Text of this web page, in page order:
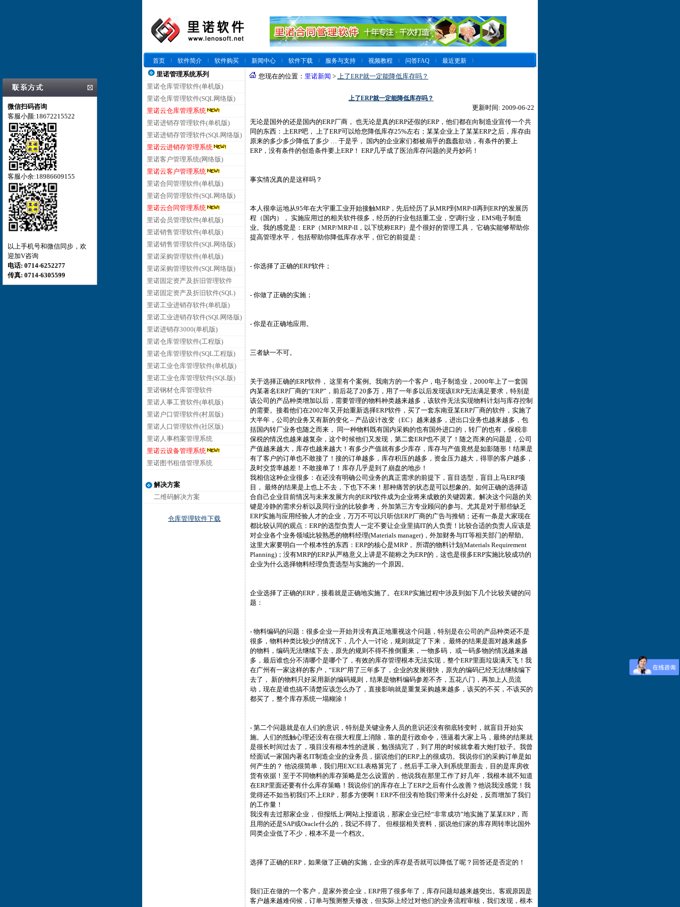
首页 软件简介 软件购买 新闻中心 软件下载 服务与支持 视频教程 问答FAQ
最近更新
里诺管理系统系列
里诺仓库管理软件(单机版)
里诺仓库管理软件(SQL网络版)
里诺云仓库管理系统
里诺进销存管理软件(单机版)
里诺进销存管理软件(SQL网络版)
里诺云进销存管理系统
里诺客户管理系统(网络版)
里诺云客户管理系统
里诺合同管理软件(单机版)
里诺合同管理软件(SQL网络版)
里诺云合同管理系统
里诺会员管理软件(单机版)
里诺销售管理软件(单机版)
里诺销售管理软件(SQL网络版)
里诺采购管理软件(单机版)
里诺采购管理软件(SQL网络版)
里诺固定资产及折旧管理软件
里诺固定资产及折旧软件(SQL)
里诺工业进销存软件(单机版)
里诺工业进销存软件(SQL网络版)
里诺进销存3000(单机版)
里诺仓库管理软件(工程版)
里诺仓库管理软件(SQL工程版)
里诺工业仓库管理软件(单机版)
里诺工业仓库管理软件(SQL版)
里诺钢材仓库管理软件
里诺人事工资软件(单机版)
里诺户口管理软件(村居版)
里诺人口管理软件(社区版)
里诺人事档案管理系统
里诺云设备管理系统
里诺图书租借管理系统
解决方案
二维码解决方案
仓库管理软件下载
您现在的位置： 里诺新闻 > 上了ERP就一定能降低库存吗？
上了ERP就一定能降低库存吗？
更新时间: 2009-06-22
无论是国外的还是国内的ERP厂商， 也无论是真的ERP还假的ERP，他们都在向制造业宣传一个共
同的东西：上ERP吧， 上了ERP可以给您降低库存25%左右；某某企业上了某某ERP之后，库存由
原来的多少多少降低了多少 … 于是乎， 国内的企业家们都被扇乎的蠢蠢欲动，有条件的要上
ERP，没有条件的创造条件要上ERP！ ERP几乎成了医治库存问题的灵丹妙药！
事实情况真的是这样吗？
本人很幸运地从95年在大宇重工业开始接触MRP，先后经历了从MRP到MRP-II再到ERP的发展历
程（国内）， 实施应用过的相关软件很多，经历的行业包括重工业，空调行业，EMS电子制造
业。我的感觉是：ERP（MRP/MRP-II，以下统称ERP）是个很好的管理工具， 它确实能够帮助你
提高管理水平， 包括帮助你降低库存水平，但它的前提是：
- 你选择了正确的ERP软件；
- 你做了正确的实施；
- 你是在正确地应用。
三者缺一不可。
关于选择正确的ERP软件， 这里有个案例。我南方的一个客户，电子制造业，2000年上了一套国
内某著名ERP厂商的“ERP”，前后花了20多万，用了一年多以后发现该ERP无法满足要求，特别是
该公司的产品种类增加以后，需要管理的物料种类越来越多，该软件无法实现物料计划与库存控制
的需要。接着他们在2002年又开始重新选择ERP软件，买了一套东南亚某ERP厂商的软件，实施了
大半年，公司的业务又有新的变化 – 产品设计改变（EC）越来越多，进出口业务也越来越多，包
括国内转厂业务也随之而来， 同一种物料既有国内采购的也有国外进口的，转厂的也有，保税非
保税的情况也越来越复杂，这个时候他们又发现，第二套ERP也不灵了！随之而来的问题是，公司
产值越来越大，库存也越来越大！有多少产值就有多少库存，库存与产值竟然是如影随形！结果是
有了客户的订单也不敢接了！接的订单越多，库存积压的越多，资金压力越大，得罪的客户越多，
及时交货率越差！不敢接单了！库存几乎是到了崩盘的地步！
我相信这种企业很多：在还没有明确公司业务的真正需求的前提下，盲目选型，盲目上马ERP项
目， 最终的结果是上也上不去，下也下不来！那种痛苦的状态是可以想象的。如何正确的选择适
合自己企业目前情况与未来发展方向的ERP软件成为企业将来成败的关键因素。解决这个问题的关
键是冷静的需求分析以及同行业的比较参考，外加第三方专业顾问的参与。尤其是对于那些缺乏
ERP实施与应用经验人才的企业，万万不可以只听信ERP厂商的广告与推销；还有一条是大家现在
都比较认同的观点：ERP的选型负责人一定不要让企业里搞IT的人负责！比较合适的负责人应该是
对企业各个业务领域比较熟悉的物料经理(Materials manager)，外加财务与IT等相关部门的帮助。
这里大家要明白一个根本性的东西：ERP的核心是MRP， 所谓的物料计划(Materials Requirement
Planning)；没有MRP的ERP从严格意义上讲是不能称之为ERP的，这也是很多ERP实施比较成功的
企业为什么选择物料经理负责选型与实施的一个原因。
企业选择了正确的ERP，接着就是正确地实施了。在ERP实施过程中涉及到如下几个比较关键的问
题：
- 物料编码的问题：很多企业一开始并没有真正地重视这个问题，特别是在公司的产品种类还不是
很多，物料种类比较少的情况下，几个人一讨论，规则就定了下来， 最终的结果是面对越来越多
的物料，编码无法继续下去，原先的规则不得不推倒重来，一物多码， 或一码多物的情况越来越
多，最后谁也分不清哪个是哪个了，有效的库存管理根本无法实现，整个ERP里面垃圾满天飞！我
在广州有一家这样的客户，“ERP”用了三年多了，企业的发展很快，原先的编码已经无法继续编下
去了， 新的物料只好采用新的编码规则，结果是物料编码参差不齐，五花八门，再加上人员流
动，现在是谁也搞不清楚应该怎么办了，直接影响就是重复采购越来越多，该买的不买，不该买的
都买了，整个库存系统一塌糊涂！
- 第二个问题就是在人们的意识，特别是关键业务人员的意识还没有彻底转变时，就盲目开始实
施。人们的抵触心理还没有在很大程度上消除，靠的是行政命令，强逼着大家上马，最终的结果就
是很长时间过去了，项目没有根本性的进展，勉强搞完了，到了用的时候就拿着大炮打蚊子。我曾
经面试一家国内著名IT制造企业的业务员，据说他们的ERP上的很成功。我说你们的采购订单是如
何产生的？ 他说很简单，我们用EXCEL表格算完了，然后手工录入到系统里面去，目的是库房收
货有依据！至于不同物料的库存策略是怎么设置的，他说我在那里工作了好几年，我根本就不知道
在ERP里面还要有什么库存策略！我说你们的库存在上了ERP之后有什么改善？他说我没感觉！我
觉得还不如当初我们不上ERP，那多方便啊！ERP不但没有给我们带来什么好处，反而增加了我们
的工作量！
我没有去过那家企业， 但报纸上/网站上报道说，那家企业已经“非常成功”地实施了某某ERP，而
且用的还是SAP或Oracle什么的，我记不得了。 但根据相关资料，据说他们家的库存周转率比国外
同类企业低了不少，根本不是一个档次。
选择了正确的ERP，如果做了正确的实施，企业的库存是否就可以降低了呢？回答还是否定的！
我们正在做的一个客户，是家外资企业，ERP用了很多年了，库存问题却越来越突出。客观原因是
客户越来越难伺候，订单与预测整天修改，但实际上经过对他们的业务流程审核，我们发现，根本
微信扫码咨询
客服小颜:18672215522
客服小余:18986609155
以上手机号和微信同步，欢
迎加V咨询
电话: 0714-6252277
传真: 0714-6305599